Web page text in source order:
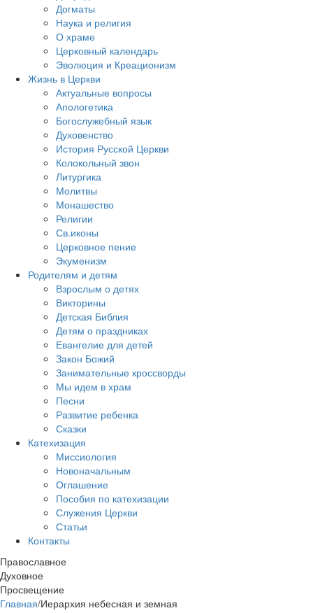
Догматы
Наука и религия
О храме
Церковный календарь
Эволюция и Креационизм
Жизнь в Церкви
Актуальные вопросы
Апологетика
Богослужебный язык
Духовенство
История Русской Церкви
Колокольный звон
Литургика
Молитвы
Монашество
Религии
Св.иконы
Церковное пение
Экуменизм
Родителям и детям
Взрослым о детях
Викторины
Детская Библия
Детям о праздниках
Евангелие для детей
Закон Божий
Занимательные кроссворды
Мы идем в храм
Песни
Развитие ребенка
Сказки
Катехизация
Миссиология
Новоначальным
Оглашение
Пособия по катехизации
Служения Церкви
Статьи
Контакты
Православное
Духовное
Просвещение
Главная/Иерархия небесная и земная